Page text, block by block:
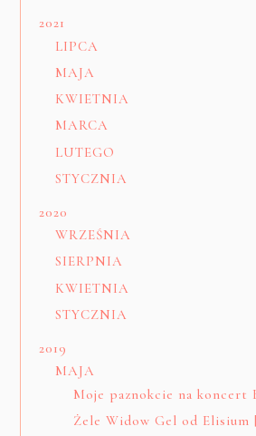
2021
LIPCA
MAJA
KWIETNIA
MARCA
LUTEGO
STYCZNIA
2020
WRZEŚNIA
SIERPNIA
KWIETNIA
STYCZNIA
2019
MAJA
Moje paznokcie na koncert
Żele Widow Gel od Elisium